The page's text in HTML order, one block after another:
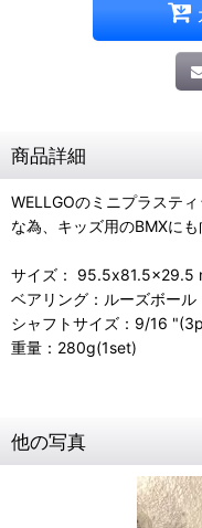
商品詳細
WELLGOのミニプラステ
な為、キッズ用のBMXにも
サイズ： 95.5x81.5x29.5
ベアリング：ルーズボール
シャフトサイズ：9/16
重量：280g(1set)
他の写真